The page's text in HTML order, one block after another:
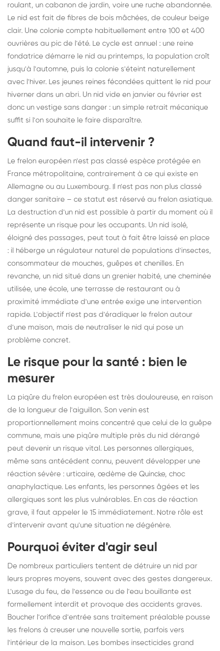
roulant, un cabanon de jardin, voire une ruche abandonnée.
Le nid est fait de fibres de bois mâchées, de couleur beige
clair. Une colonie compte habituellement entre 100 et 400
ouvrières au pic de l'été. Le cycle est annuel : une reine
fondatrice démarre le nid au printemps, la population croît
jusqu'à l'automne, puis la colonie s'éteint naturellement
avec l'hiver. Les jeunes reines fécondées quittent le nid pour
hiverner dans un abri. Un nid vide en janvier ou février est
donc un vestige sans danger : un simple retrait mécanique
suffit si l'on souhaite le faire disparaître.
Quand faut-il intervenir ?
Le frelon européen n'est pas classé espèce protégée en
France métropolitaine, contrairement à ce qui existe en
Allemagne ou au Luxembourg. Il n'est pas non plus classé
danger sanitaire – ce statut est réservé au frelon asiatique.
La destruction d'un nid est possible à partir du moment où il
représente un risque pour les occupants. Un nid isolé,
éloigné des passages, peut tout à fait être laissé en place
: il héberge un régulateur naturel de populations d'insectes,
consommateur de mouches, guêpes et chenilles. En
revanche, un nid situé dans un grenier habité, une cheminée
utilisée, une école, une terrasse de restaurant ou à
proximité immédiate d'une entrée exige une intervention
rapide. L'objectif n'est pas d'éradiquer le frelon autour
d'une maison, mais de neutraliser le nid qui pose un
problème concret.
Le risque pour la santé : bien le
mesurer
La piqûre du frelon européen est très douloureuse, en raison
de la longueur de l'aiguillon. Son venin est
proportionnellement moins concentré que celui de la guêpe
commune, mais une piqûre multiple près du nid dérangé
peut devenir un risque vital. Les personnes allergiques,
même sans antécédent connu, peuvent développer une
réaction sévère : urticaire, œdème de Quincke, choc
anaphylactique. Les enfants, les personnes âgées et les
allergiques sont les plus vulnérables. En cas de réaction
grave, il faut appeler le 15 immédiatement. Notre rôle est
d'intervenir avant qu'une situation ne dégénère.
Pourquoi éviter d'agir seul
De nombreux particuliers tentent de détruire un nid par
leurs propres moyens, souvent avec des gestes dangereux.
L'usage du feu, de l'essence ou de l'eau bouillante est
formellement interdit et provoque des accidents graves.
Boucher l'orifice d'entrée sans traitement préalable pousse
les frelons à creuser une nouvelle sortie, parfois vers
l'intérieur de la maison. Les bombes insecticides grand